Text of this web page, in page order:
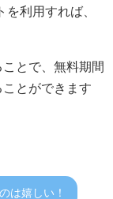
利用すれば、
とで、無料期間
とができます
は嬉しい！